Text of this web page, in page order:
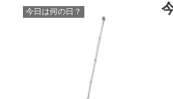
今日は何の日？